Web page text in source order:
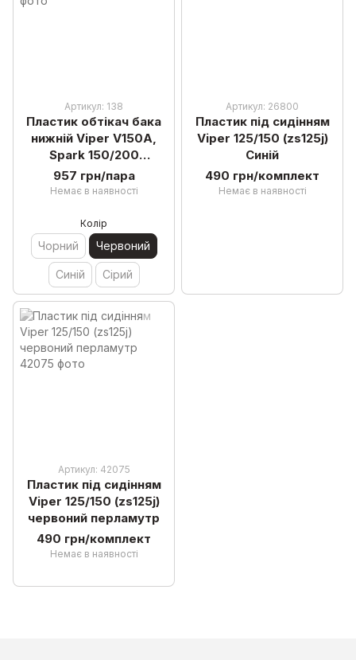
Артикул: 138
Пластик обтікач бака
нижній Viper V150A,
Spark 150/200
Червоний
957 грн/пара
Немає в наявності
Колір
Чорний Червоний
Синій Сірий
Артикул: 26800
Пластик під сидінням
Viper 125/150 (zs125j)
Синій
490 грн/комплект
Немає в наявності
Артикул: 42075
Пластик під сидінням
Viper 125/150 (zs125j)
червоний перламутр
490 грн/комплект
Немає в наявності